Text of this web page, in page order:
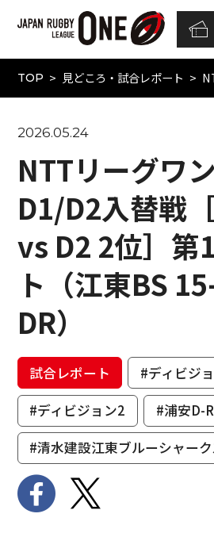
TOP 見どころ・試合レポート
2026.05.24
NTTリーグワ
D1/D2入替戦
vs D2 2位］第
ト（江東BS
DR）
試合レポート
#ディビジ
#ディビジョン2
#浦安D-
#清水建設江東ブルーシャーク